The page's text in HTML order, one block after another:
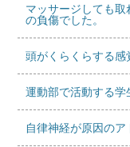
マッサージしても
の負傷でした。
頭がくらくらする感
運動部で活動する学
自律神経が原因のア